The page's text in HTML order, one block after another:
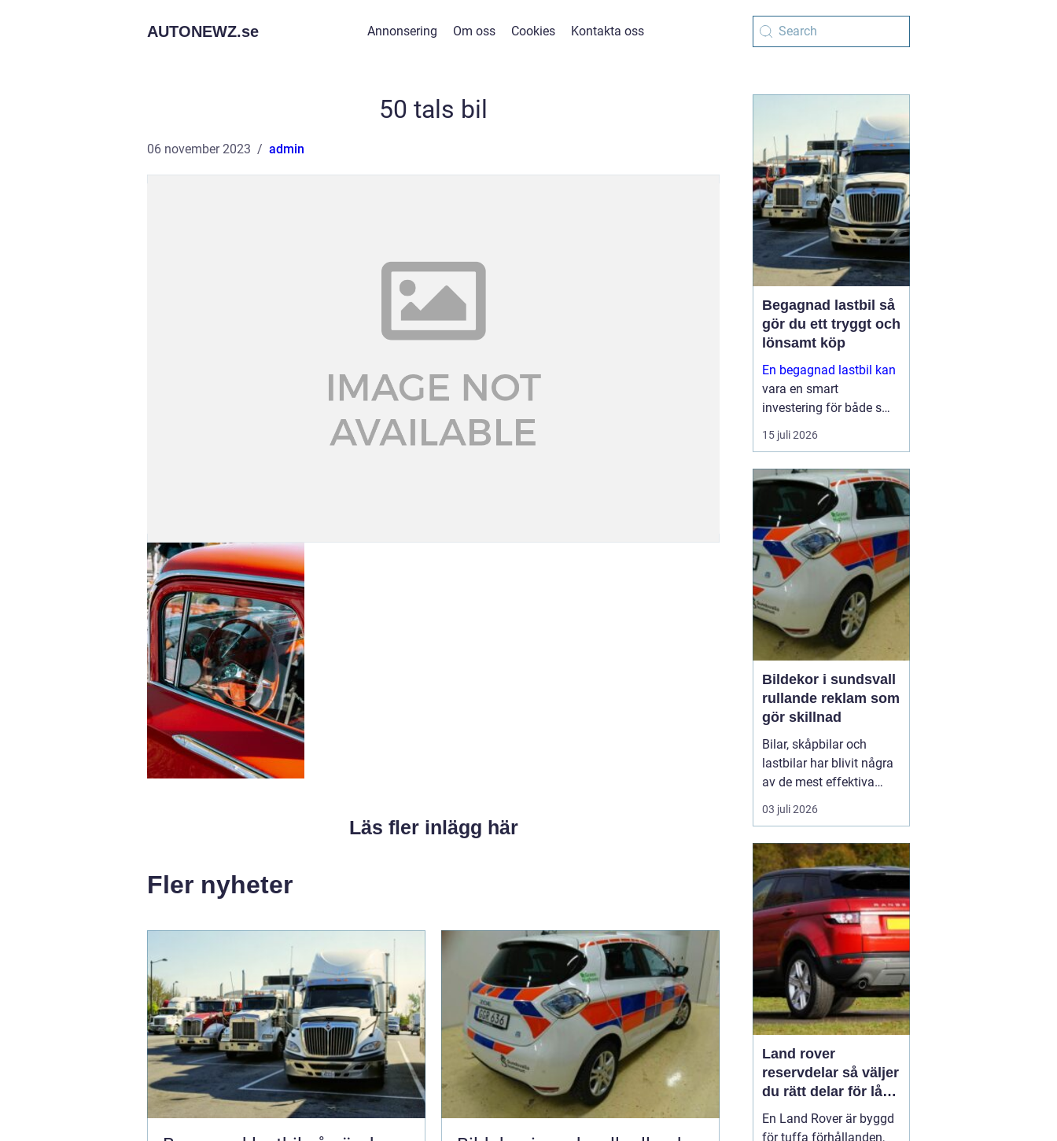
AUTONEWZ.se Annonsering Om oss Cookies Kontakta oss
50 tals bil
06 november 2023 admin
Läs fler inlägg här
Fler nyheter
Begagnad lastbil så
gör du ett tryggt och
lönsamt köp
En begagnad lastbil kan
vara en smart
investering för både små
och stora företag. Du får
ofta mycket kapacitet
leveranstid och en bil
som redan visat vad den
går för i vardagen.
Sam...
15 juli 2026
Bildekor i sundsvall
rullande reklam som
gör skillnad
Bilar, skåpbilar och
lastbilar har blivit några
av de mest effektiva
reklampelarna vi har i
vardagen. En
att ett företag syns
överallt där fordonet rör
sig på E4:an, inne i
centrum, på
industriområdet eller
utanför kundens en...
03 juli 2026
Land rover
reservdelar så väljer
du rätt delar för lång
livslängd och trygg
körning
En Land Rover är byggd
för tuffa förhållanden,